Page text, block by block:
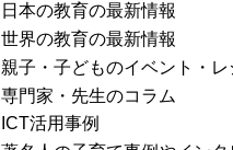
日本の教育の最新情報
世界の教育の最新情報
親子・子どものイベント・レ
専門家・先生のコラム
ICT活用事例